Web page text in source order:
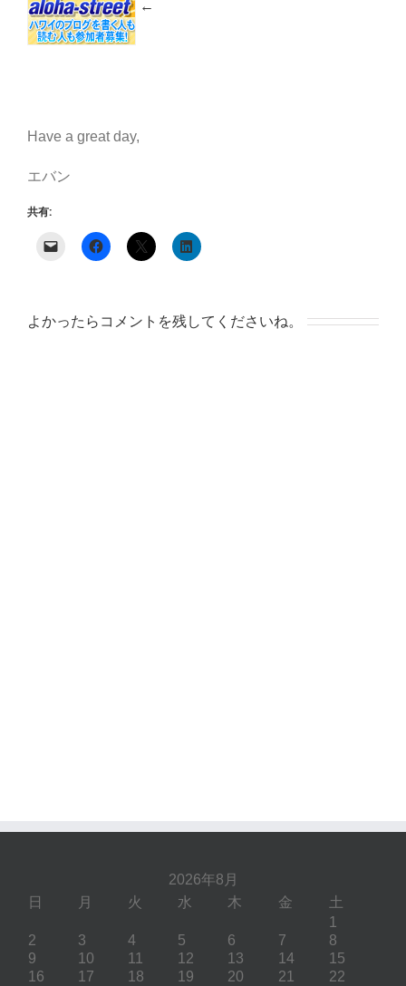
←
Have a great day,
エバン
共有:
よかったらコメントを残してくださいね。
2026年8月
日 月 火 水 木 金 土
1
2
3 4 5 6 7
8
9
10 11 12 13 14
15
16
17 18 19 20 21
22